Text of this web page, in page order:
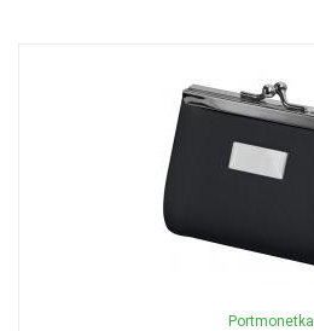
Portmonetka